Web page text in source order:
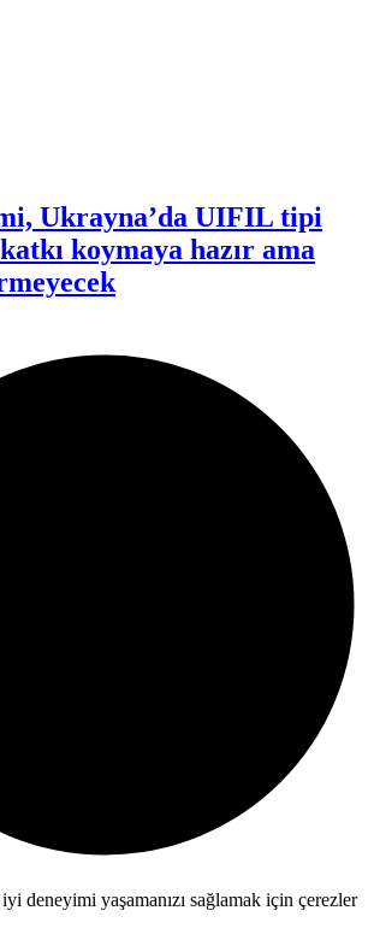
Ukrayna’da UIFIL tipi
koymaya hazır ama
deneyimi yaşamanızı sağlamak için çerezler